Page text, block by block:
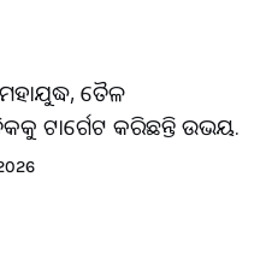
ମହାଯୁଦ୍ଧ, ତୈଳ
ଟାର୍ଗେଟ କରିଛନ୍ତି ଉଭୟ.